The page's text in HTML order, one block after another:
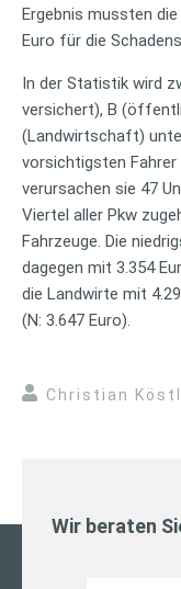
Ergebnis mussten
Euro für die
In der Statistik wird
versichert), B
(Landwirtschaft)
vorsichtigsten Fahrer
verursachen sie 47
Viertel aller Pkw
Fahrzeuge. Die
dagegen mit 3.354
die Landwirte mit
(N: 3.647 Euro).
Christian
Wir beraten